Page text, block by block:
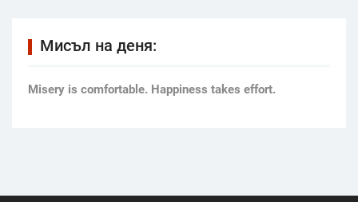
Мисъл на деня:
Мisery is comfortable. Happiness takes effort.